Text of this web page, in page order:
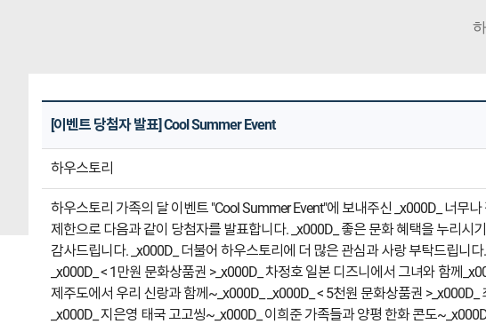
[이벤트 당첨자 발표] Cool Summer Event
하우스토리
하우스토리 가족의 달 이벤트 "Cool Summer Event"에 보내주신 _x000D_ 너무
제한으로 다음과 같이 당첨자를 발표합니다. _x000D_ 좋은 문화 혜택을 누리시
감사드립니다. _x000D_ 더불어 하우스토리에 더 많은 관심과 사랑 부탁드립니
_x000D_ < 1만원 문화상품권 >_x000D_ 차정호 일본 디즈니에서 그녀와 함께
제주도에서 우리 신랑과 함께~_x000D_ _x000D_ < 5천원 문화상품권
_x000D_ 지은영 태국 고고씽~_x000D_ 이희준 가족들과 양평 한화 콘도